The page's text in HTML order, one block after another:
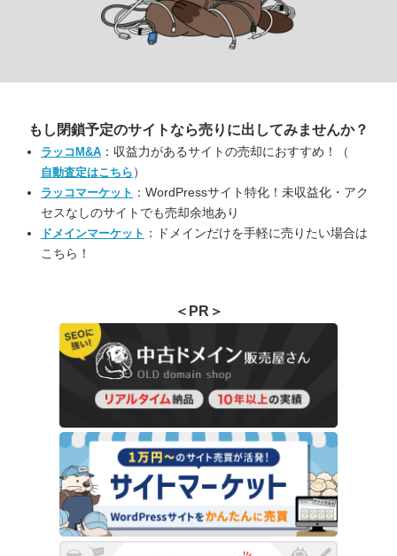
もし閉鎖予定のサイトなら売りに出してみませんか？
ラッコM&A ：収益力があるサイトの売却におすすめ！（
自動査定はこちら ）
ラッコマーケット ：WordPressサイト特化！未収益化・アク
セスなしのサイトでも売却余地あり
ドメインマーケット ：ドメインだけを手軽に売りたい場合は
こちら！
＜PR＞